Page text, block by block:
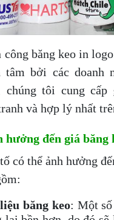
băng keo in
tâm bởi các doanh
chúng tôi cung cấp
và hợp lý nhất
hưởng đến giá băng
có thể ảnh hưởng
băng keo: Một